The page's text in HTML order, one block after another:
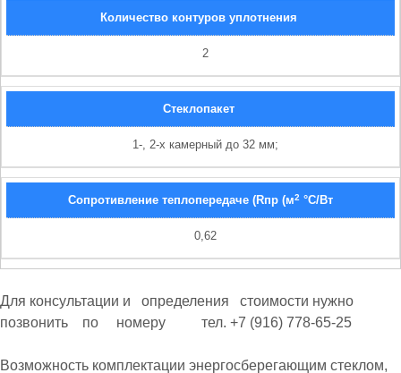
Количество контуров уплотнения
2
Стеклопакет
1-, 2-х камерный до 32 мм;
Сопротивление теплопередаче (Rпр (м2°С/Вт
0,62
Для консультации и определения стоимости нужно
позвонить по номеру тел. +7 (916) 778-65-25
Возможность комплектации энергосберегающим стеклом,